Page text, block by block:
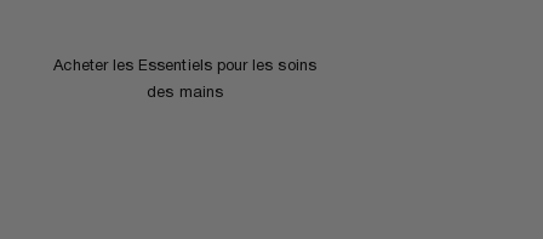
Acheter les Essentiels pour les soins
des mains